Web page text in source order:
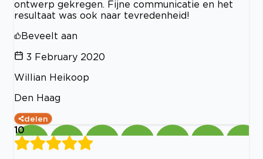
ontwerp gekregen. Fijne communicatie en het
resultaat was ook naar tevredenheid!
Beveelt aan
3 February 2020
Willian Heikoop
Den Haag
delen
10